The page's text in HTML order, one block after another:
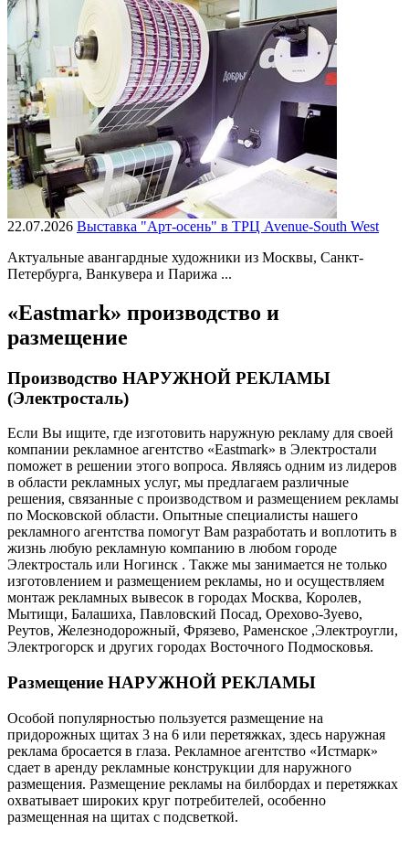
22.07.2026 Выставка "Арт-осень" в ТРЦ Avenue-South West
Актуальные авангардные художники из Москвы, Санкт-
Петербурга, Ванкувера и Парижа ...
«Eastmark» производство и
размещение
Производство НАРУЖНОЙ РЕКЛАМЫ
(Электросталь)
Если Вы ищите, где изготовить наружную рекламу для своей
компании рекламное агентство «Eastmark» в Электростали
поможет в решении этого вопроса. Являясь одним из лидеров
в области рекламных услуг, мы предлагаем различные
решения, связанные с производством и размещением рекламы
по Московской области. Опытные специалисты нашего
рекламного агентства помогут Вам разработать и воплотить в
жизнь любую рекламную компанию в любом городе
Электросталь или Ногинск . Также мы занимается не только
изготовлением и размещением рекламы, но и осуществляем
монтаж рекламных вывесок в городах Москва, Королев,
Мытищи, Балашиха, Павловский Посад, Орехово-Зуево,
Реутов, Железнодорожный, Фрязево, Раменское ,Электроугли,
Электрогорск и других городах Восточного Подмосковья.
Размещение НАРУЖНОЙ РЕКЛАМЫ
Особой популярностью пользуется размещение на
придорожных щитах 3 на 6 или перетяжках, здесь наружная
реклама бросается в глаза. Рекламное агентство «Истмарк»
сдает в аренду рекламные конструкции для наружного
размещения. Размещение рекламы на билбордах и перетяжках
охватывает широких круг потребителей, особенно
размещенная на щитах с подсветкой.